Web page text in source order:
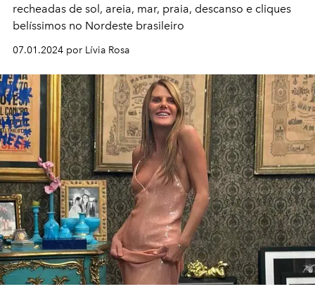
recheadas de sol, areia, mar, praia, descanso e cliques
belíssimos no Nordeste brasileiro
07.01.2024 por Lívia Rosa